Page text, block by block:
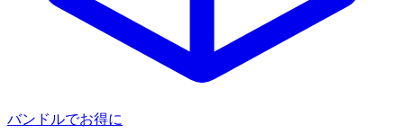
バンドルでお得に